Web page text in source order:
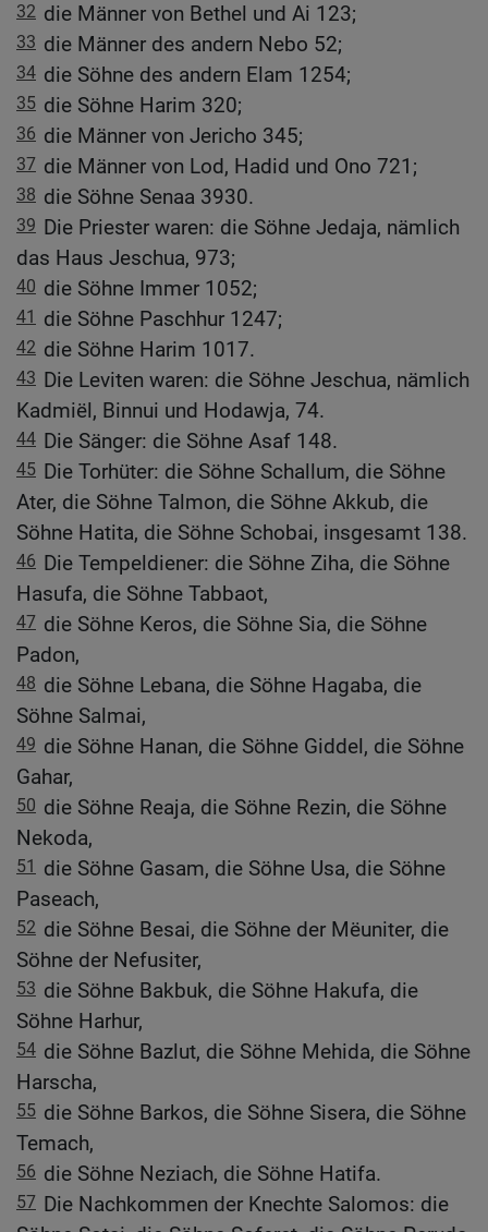
32 die Männer von Bethel und Ai 123;
33 die Männer des andern Nebo 52;
34 die Söhne des andern Elam 1254;
35 die Söhne Harim 320;
36 die Männer von Jericho 345;
37 die Männer von Lod, Hadid und Ono 721;
38 die Söhne Senaa 3930.
39 Die Priester waren: die Söhne Jedaja, nämlich
das Haus Jeschua, 973;
40 die Söhne Immer 1052;
41 die Söhne Paschhur 1247;
42 die Söhne Harim 1017.
43 Die Leviten waren: die Söhne Jeschua, nämlich
Kadmiël, Binnui und Hodawja, 74.
44 Die Sänger: die Söhne Asaf 148.
45 Die Torhüter: die Söhne Schallum, die Söhne
Ater, die Söhne Talmon, die Söhne Akkub, die
Söhne Hatita, die Söhne Schobai, insgesamt 138.
46 Die Tempeldiener: die Söhne Ziha, die Söhne
Hasufa, die Söhne Tabbaot,
47 die Söhne Keros, die Söhne Sia, die Söhne
Padon,
48 die Söhne Lebana, die Söhne Hagaba, die
Söhne Salmai,
49 die Söhne Hanan, die Söhne Giddel, die Söhne
Gahar,
50 die Söhne Reaja, die Söhne Rezin, die Söhne
Nekoda,
51
die Söhne Gasam, die Söhne Usa, die Söhne
Paseach,
52 die Söhne Besai, die Söhne der Mëuniter, die
Söhne der Nefusiter,
53 die Söhne Bakbuk, die Söhne Hakufa, die
Söhne Harhur,
54 die Söhne Bazlut, die Söhne Mehida, die Söhne
Harscha,
55 die Söhne Barkos, die Söhne Sisera, die Söhne
Temach,
56 die Söhne Neziach, die Söhne Hatifa.
57 Die Nachkommen der Knechte Salomos: die